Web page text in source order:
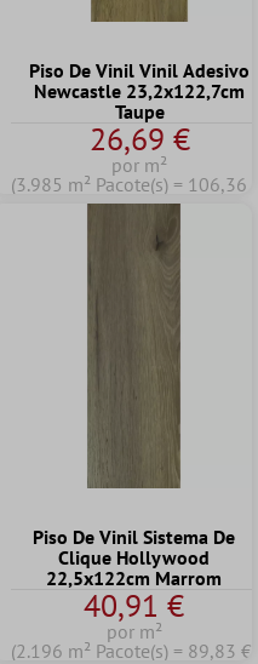
Piso De Vinil Vinil Adesivo
Newcastle 23,2x122,7cm
Taupe
26,69 €
por m²
(3.985 m² Pacote(s) = 106,36
Piso De Vinil Sistema De
Clique Hollywood
22,5x122cm Marrom
40,91 €
por m²
(2.196 m² Pacote(s) = 89,83 €)